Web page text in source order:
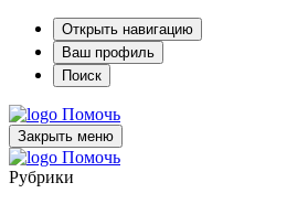
Открыть навигацию
Ваш профиль
Поиск
Помочь
Закрыть меню
Помочь
Рубрики